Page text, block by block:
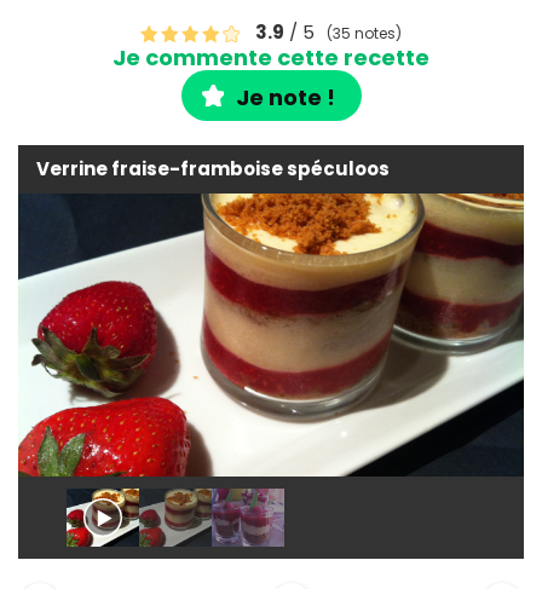
3.9 / 5 (35 notes)
Je commente cette recette
Je note !
Verrine fraise-framboise spéculoos